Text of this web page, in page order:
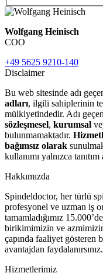
Wolfgang Heinisch
COO
+49 5625 9210-140
Disclaimer
Bu web sitesinde adı
adları, ilgili sahiplerinin
mülkiyetindedir. Adı
sözleşmesel, kurumsal
bulunmamaktadır.
bağımsız olarak
kullanımı yalnızca tanıtım
Hakkımızda
Spindeldoctor, her türlü
profesyonel ve uzman iş
tamamladığımız
birikimimizin ve
çapında faaliyet gösteren
avantajdan faydalanırsınız.
Hizmetlerimiz